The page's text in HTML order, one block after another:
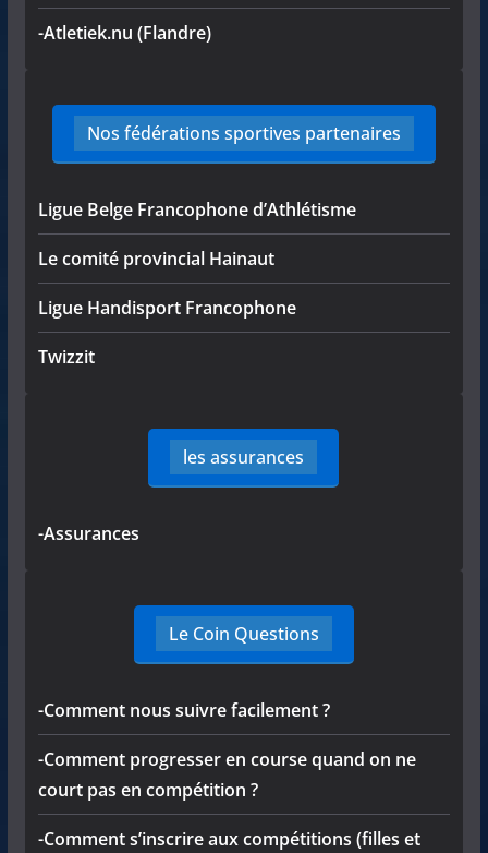
-Atletiek.nu (Flandre)
Nos fédérations sportives partenaires
Ligue Belge Francophone d’Athlétisme
Le comité provincial Hainaut
Ligue Handisport Francophone
Twizzit
les assurances
-Assurances
Le Coin Questions
-Comment nous suivre facilement ?
-Comment progresser en course quand on ne
court pas en compétition ?
-Comment s’inscrire aux compétitions (filles et